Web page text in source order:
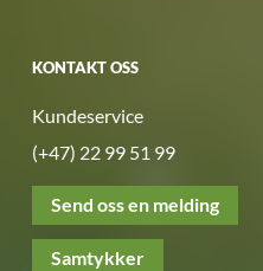
KONTAKT OSS
Kundeservice
(+47) 22 99 51 99
Send oss en melding
Samtykker